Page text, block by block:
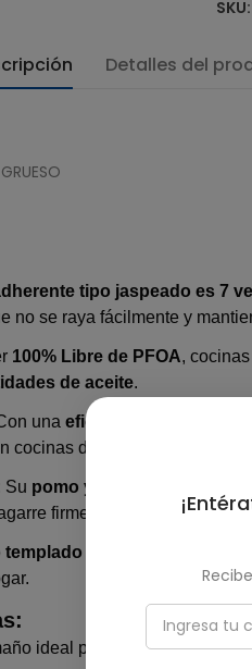
SKU:
Detalles del
tipo jaspeado es 7
no se raya fácilmente y
100% Libre de PFOA,
de aceite.
una eficiencia energética
cocinas de
Su pomo y asas suaves al
firme y seguro sin
templado de alta resistencia
ideal para el arroz del día,